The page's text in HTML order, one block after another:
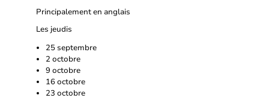
Principalement en anglais
Les jeudis
25 septembre
2 octobre
9 octobre
16 octobre
23 octobre